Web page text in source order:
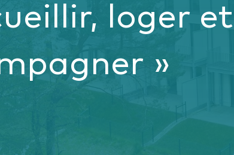
loger et
»